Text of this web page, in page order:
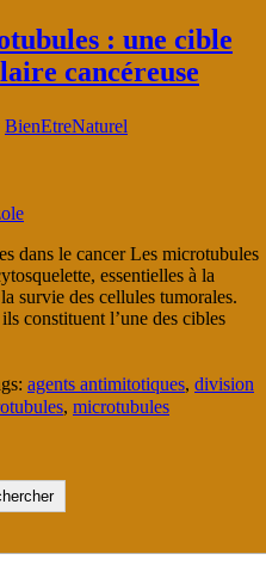
: une cible
cancéreuse
BienEtreNaturel
dans le cancer Les microtubules
essentielles à la
survie des cellules tumorales.
constituent l’une des cibles
agents antimitotiques, division
, microtubules